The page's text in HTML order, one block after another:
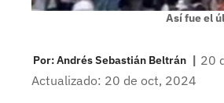
Así fue el
Por:Andrés Sebastián Beltrán | 20
Actualizado: 20 de oct, 2024